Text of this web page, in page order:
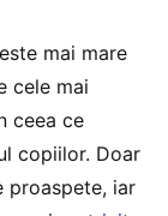
mai mare
cele mai
ceea ce
copiilor. Doar
proaspete, iar